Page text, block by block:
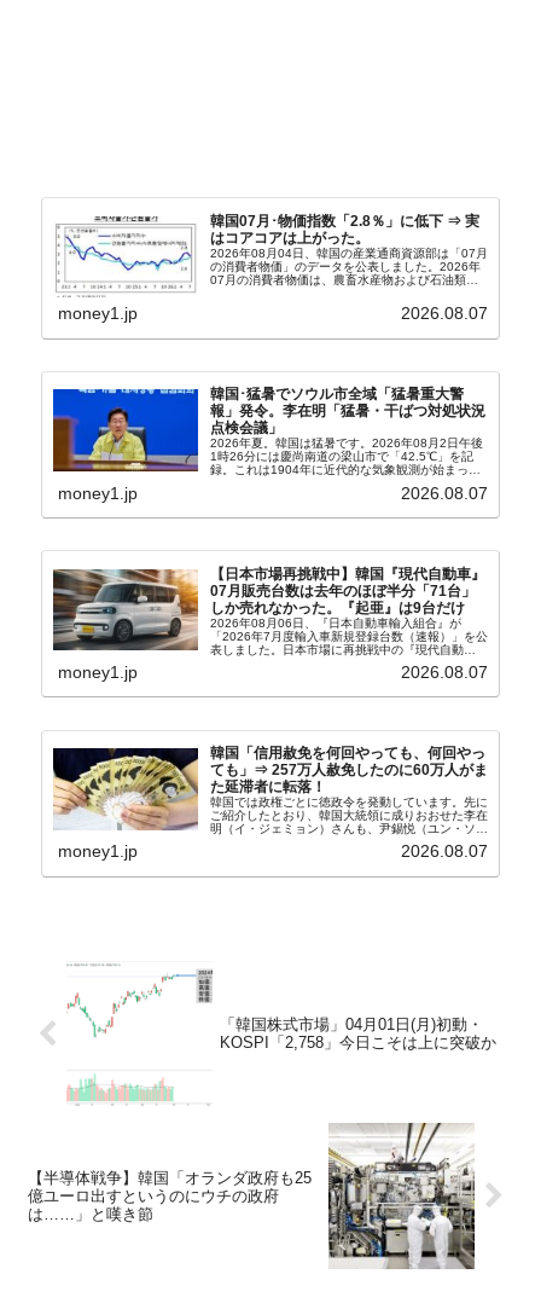
韓国07月･物価指数「2.8％」に低下 ⇒ 実
はコアコアは上がった。
2026年08月04日、韓国の産業通商資源部は「07月
の消費者物価」のデータを公表しました。2026年
07月の消費者物価は、農畜水産物および石油類の
2.8％上昇（06月は3.2％）となり、上昇率は前...
money1.jp 2026.08.07
韓国･猛暑でソウル市全域「猛暑重大警
報」発令。李在明「猛暑・干ばつ対処状況
点検会議」
2026年夏。韓国は猛暑です。2026年08月2日午後
1時26分には慶尚南道の梁山市で「42.5℃」を記
録。これは1904年に近代的な気象観測が始まって
ウル市全域への「猛暑重大警報」が発令され...
money1.jp 2026.08.07
【日本市場再挑戦中】韓国『現代自動車』
07月販売台数は去年のほぼ半分「71台」
しか売れなかった。『起亜』は9台だけ
2026年08月06日、『日本自動車輸入組合』が
「2026年7月度輸入車新規登録台数（速報）」を公
表しました。日本市場に再挑戦中の『現代自動
台数はこの中に捉えられているはずです。先月から
money1.jp 2026.08.07
韓国「信用赦免を何回やっても、何回やっ
ても」⇒ 257万人赦免したのに60万人がま
た延滞者に転落！
韓国では政権ごとに徳政令を発動しています。先に
ご紹介したとおり、韓国大統領に成りおおせた李在
明（イ・ジェミョン）さんも、尹錫悦（ユン・ソギ
バンクにして不良債権の買い取りを行い、分割償還
money1.jp 2026.08.07
「韓国株式市場」04月01日(月)初動・
KOSPI「2,758」今日こそは上に突破か
【半導体戦争】韓国「オランダ政府も25
億ユーロ出すというのにウチの政府
は……」と嘆き節